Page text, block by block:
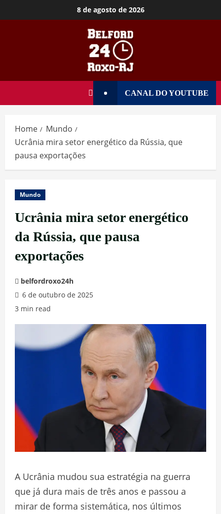
8 de agosto de 2026
CANAL DO YOUTUBE
Home
Mundo
Ucrânia mira setor energético da Rússia, que
pausa exportações
Mundo
Ucrânia mira setor energético
da Rússia, que pausa
exportações
belfordroxo24h
6 de outubro de 2025
3 min read
A Ucrânia mudou sua estratégia na guerra
que já dura mais de três anos e passou a
mirar de forma sistemática, nos últimos